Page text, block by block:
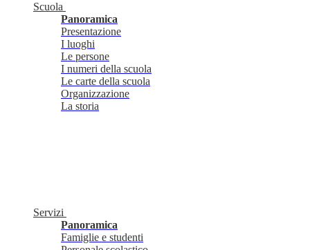
Scuola
Panoramica
Presentazione
I luoghi
Le persone
I numeri della scuola
Le carte della scuola
Organizzazione
La storia
Servizi
Panoramica
Famiglie e studenti